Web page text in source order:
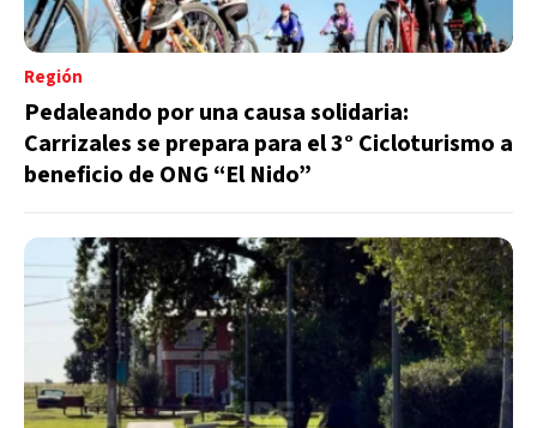
Región
Pedaleando por una causa solidaria:
Carrizales se prepara para el 3° Cicloturismo a
beneficio de ONG “El Nido”